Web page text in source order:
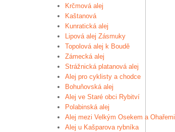
Krčmová alej
Kaštanová
Kunratická alej
Lipová alej Zásmuky
Topolová alej k Boudě
Zámecká alej
Strážnická platanová alej
Alej pro cyklisty a chodce
Bohuňovská alej
Alej ve Staré obci Rybitví
Polabinská alej
Alej mezi Velkým Osekem a Ohařemi
Alej u Kašparova rybníka